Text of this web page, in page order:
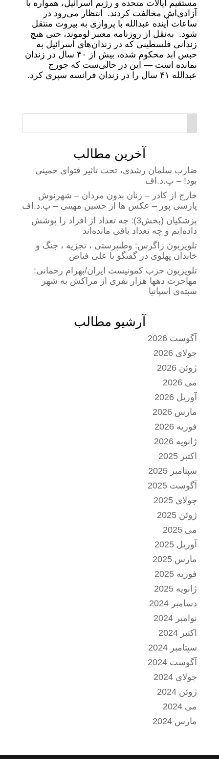
مستقیم ایالات متحده و رژیم اسرائیل، همواره با
آزادی‌اش مخالفت کردند. انتظار می‌رود در
ساعات آینده عبدالله با پروازی به بیروت منتقل
شود. به‌نقل از روزنامه معتبر لوموند، حتی هیچ
زندانی فلسطینی که در زندان‌های اسرائیل به
حبس ابد محکوم شده، بیش از ۴۰ سال در زندان
نمانده است — این در حالی‌ست که جورج
عبدالله ۴۱ سال را در زندان فرانسه سپری کرد.
آخرین مطالب
ضارب سلمان رشدی، تحت تاثیر فتوای خمینی
بود! – پ.د.اف
خارج از کادر – زنان بدون مردان – شهرنوش
پارسی پور – عکس ها از حسین مهینی – پ.د.اف
پزشکیان (بخش3): چه تعداد از افراد را پوشش
داده‌ایم و چه تعداد باقی مانده‌اند
تلویزیون زاگرس: وطنپرستی ، تجزیه ، جنگ و
خاندان پهلوی در گفتگو با علی فیاض
تلویزیون حزب کمونیست ایران/بهرام رحمانی:
مهاجرت دهها هزار نفری از مراکش به شهر
سبته‌ی اسپانیا
آرشیو مطالب
آگوست 2026
جولای 2026
ژوئن 2026
می 2026
آوریل 2026
مارس 2026
فوریه 2026
ژانویه 2026
اکتبر 2025
سپتامبر 2025
آگوست 2025
جولای 2025
ژوئن 2025
می 2025
آوریل 2025
مارس 2025
فوریه 2025
ژانویه 2025
دسامبر 2024
نوامبر 2024
اکتبر 2024
سپتامبر 2024
آگوست 2024
جولای 2024
ژوئن 2024
می 2024
مارس 2024